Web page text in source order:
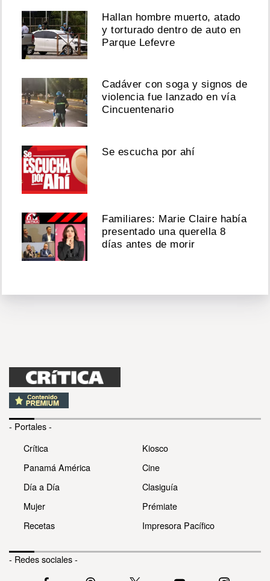
Hallan hombre muerto, atado
y torturado dentro de auto en
Parque Lefevre
Cadáver con soga y signos de
violencia fue lanzado en vía
Cincuentenario
Se escucha por ahí
Familiares: Marie Claire había
presentado una querella 8
días antes de morir
- Portales -
Crítica
Panamá América
Día a Día
Mujer
Recetas
Kiosco
Cine
Clasiguía
Prémiate
Impresora Pacífico
- Redes sociales -